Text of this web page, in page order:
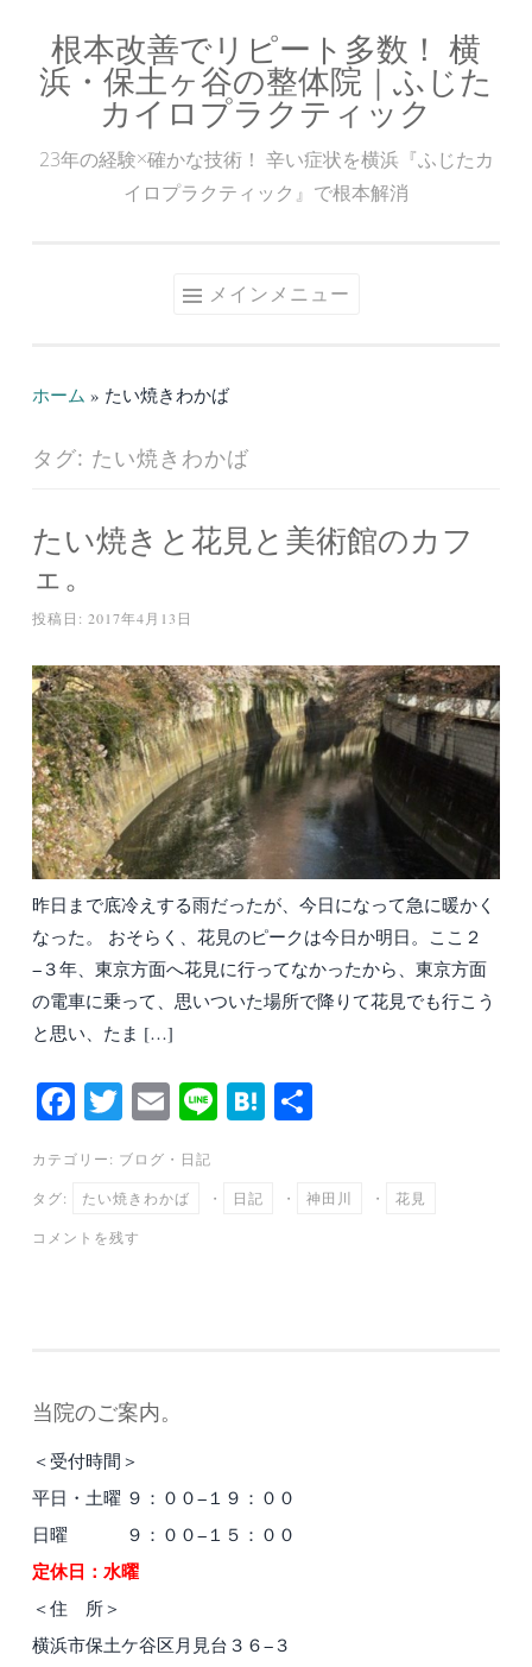
ン
根本改善でリピート多数！ 横
浜・保土ヶ谷の整体院｜ふじた
カイロプラクティック
23年の経験×確かな技術！ 辛い症状を横浜『ふじたカ
イロプラクティック』で根本解消
メインメニュー
ホーム » たい焼きわかば
タグ: たい焼きわかば
たい焼きと花見と美術館のカフ
ェ。
投稿日: 2017年4月13日
昨日まで底冷えする雨だったが、今日になって急に暖かく
なった。 おそらく、花見のピークは今日か明日。ここ２
−３年、東京方面へ花見に行ってなかったから、東京方面
の電車に乗って、思いついた場所で降りて花見でも行こう
と思い、たま […]
Fa
ce
bo
ok
T
wi
tte
r
E
m
ail
Li H
カテゴリー: ブログ ・ 日記
タグ: たい焼きわかば ・ 日記 ・ 神田川 ・ 花見
コメントを残す
当院のご案内。
＜受付時間＞
平日・土曜 ９：００−１９：００
日曜 ９：００−１５：００
定休日：水曜
＜住 所＞
横浜市保土ケ谷区月見台３６−３